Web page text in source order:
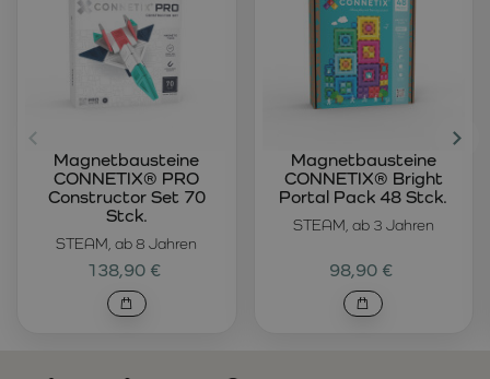
STEAM, ab 8 Jahren
Magnetbausteine
CONNETIX® PRO
Constructor Set 70
Stck.
138,90 €
STEAM, ab 3 Jahren
Magnetbausteine
CONNETIX® Bright
Portal Pack 48 Stck.
98,90 €